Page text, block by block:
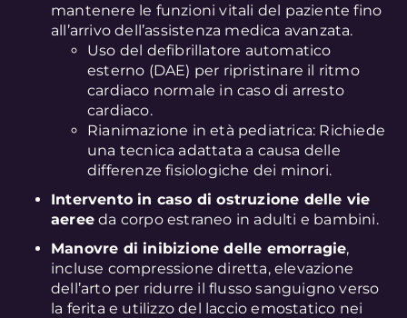
mantenere le funzioni vitali del paziente fino
all’arrivo dell’assistenza medica avanzata.
Uso del defibrillatore automatico
esterno (DAE) per ripristinare il ritmo
cardiaco normale in caso di arresto
cardiaco.
Rianimazione in età pediatrica: Richiede
una tecnica adattata a causa delle
differenze fisiologiche dei minori.
Intervento in caso di ostruzione delle vie
aeree da corpo estraneo in adulti e bambini.
Manovre di inibizione delle emorragie,
incluse compressione diretta, elevazione
dell’arto per ridurre il flusso sanguigno verso
la ferita e utilizzo del laccio emostatico nei